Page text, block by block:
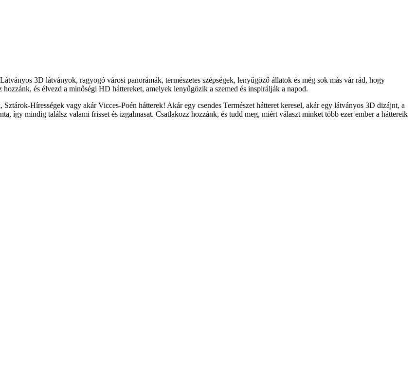
3D látványok, ragyogó városi panorámák, természetes szépségek, lenyűgöző állatok és még sok más vár rád, hogy
és élvezd a minőségi HD háttereket, amelyek lenyűgözik a szemed és inspirálják a napod.
Hírességek vagy akár Vicces-Poén hátterek! Akár egy csendes Természet hátteret keresel, akár egy látványos 3D dizájnt, a
így mindig találsz valami frisset és izgalmasat. Csatlakozz hozzánk, és tudd meg, miért választ minket több ezer ember a háttereik